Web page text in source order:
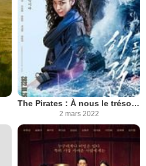
The Pirates : À nous le trésor royal !
2 mars 2022